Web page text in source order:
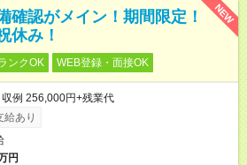
NEW
確認がメイン！期間限定！
休み！
ンクOK WEB登録・面接OK
例 256,000円+残業代
給あり
円